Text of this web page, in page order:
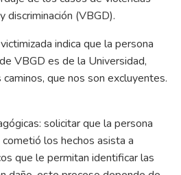
discriminación (VBGD).
indica que la persona
VBGD es de la Universidad,
que nos son excluyentes.
solicitar que la persona
los hechos asista a
que le permitan identificar las